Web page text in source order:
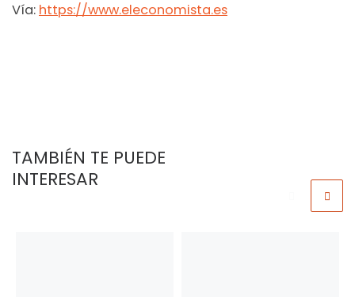
Vía: https://www.eleconomista.es
TAMBIÉN TE PUEDE
INTERESAR